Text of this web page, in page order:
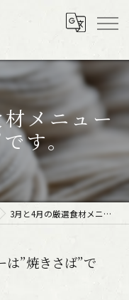
メニュー
す。
3月と4月の厳選食材メニューは”焼きさば”です。
は”焼きさば”で